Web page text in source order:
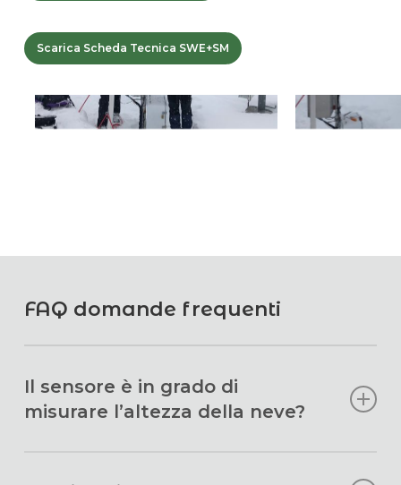
Scarica Scheda Tecnica SWE+SM
FAQ domande frequenti
Il sensore è in grado di
misurare l’altezza della neve?